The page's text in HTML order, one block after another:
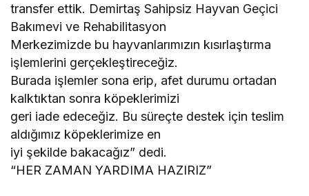
transfer ettik. Demirtaş Sahipsiz Hayvan Geçici
Bakımevi ve Rehabilitasyon
Merkezimizde bu hayvanlarımızın kısırlaştırma
işlemlerini gerçekleştireceğiz.
Burada işlemler sona erip, afet durumu ortadan
kalktıktan sonra köpeklerimizi
geri iade edeceğiz. Bu süreçte destek için teslim
aldığımız köpeklerimize en
iyi şekilde bakacağız” dedi.
“HER ZAMAN YARDIMA HAZIRIZ”